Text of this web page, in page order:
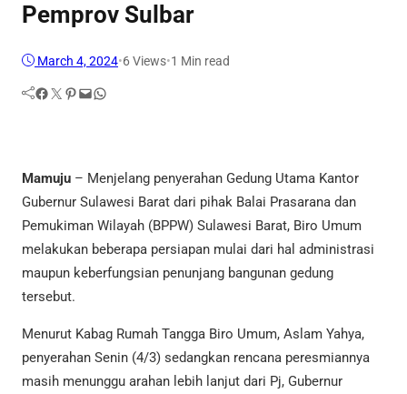
Pemprov Sulbar
March 4, 2024•6Views•1 Min read
Facebook Twitter Pinterest Mail WhatsApp
Mamuju – Menjelang penyerahan Gedung Utama Kantor
Gubernur Sulawesi Barat dari pihak Balai Prasarana dan
Pemukiman Wilayah (BPPW) Sulawesi Barat, Biro Umum
melakukan beberapa persiapan mulai dari hal administrasi
maupun keberfungsian penunjang bangunan gedung
tersebut.
Menurut Kabag Rumah Tangga Biro Umum, Aslam Yahya,
penyerahan Senin (4/3) sedangkan rencana peresmiannya
masih menunggu arahan lebih lanjut dari Pj, Gubernur